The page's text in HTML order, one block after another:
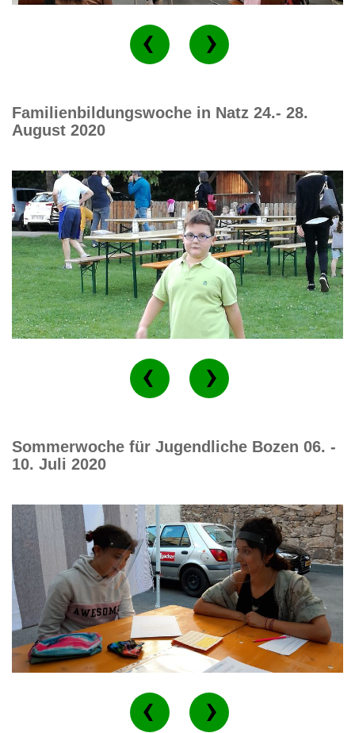
Familienbildungswoche in Natz 24.- 28.
August 2020
Sommerwoche für Jugendliche Bozen 06. -
10. Juli 2020